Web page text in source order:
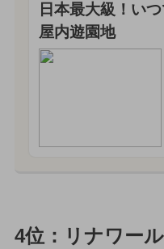
日本最大級！い
屋内遊園地
4位：リナワー